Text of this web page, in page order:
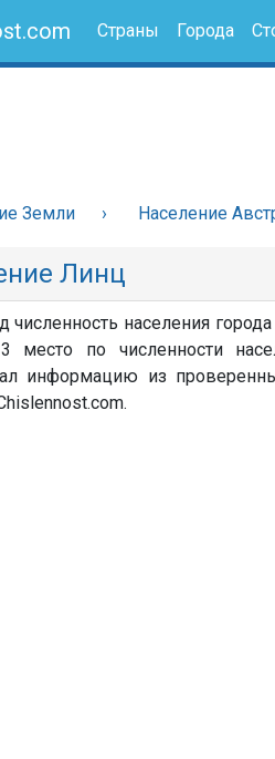
Страны Города
Земли Население
Линц
численность населения
место по численности
информацию из